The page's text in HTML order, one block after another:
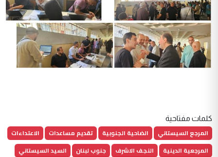
كلمات مفتاحية
المرجع السيستاني الضاحية الجنوبية تقديم مساعدات
الاعتداءات
المرجعية الدينية
النجف الاشرف جنوب لبنان السيد السيستاني